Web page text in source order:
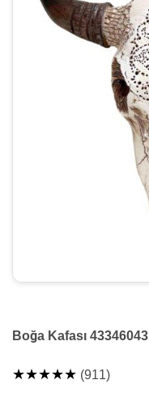
Boğa Kafası 43346043
★★★★★ (911)